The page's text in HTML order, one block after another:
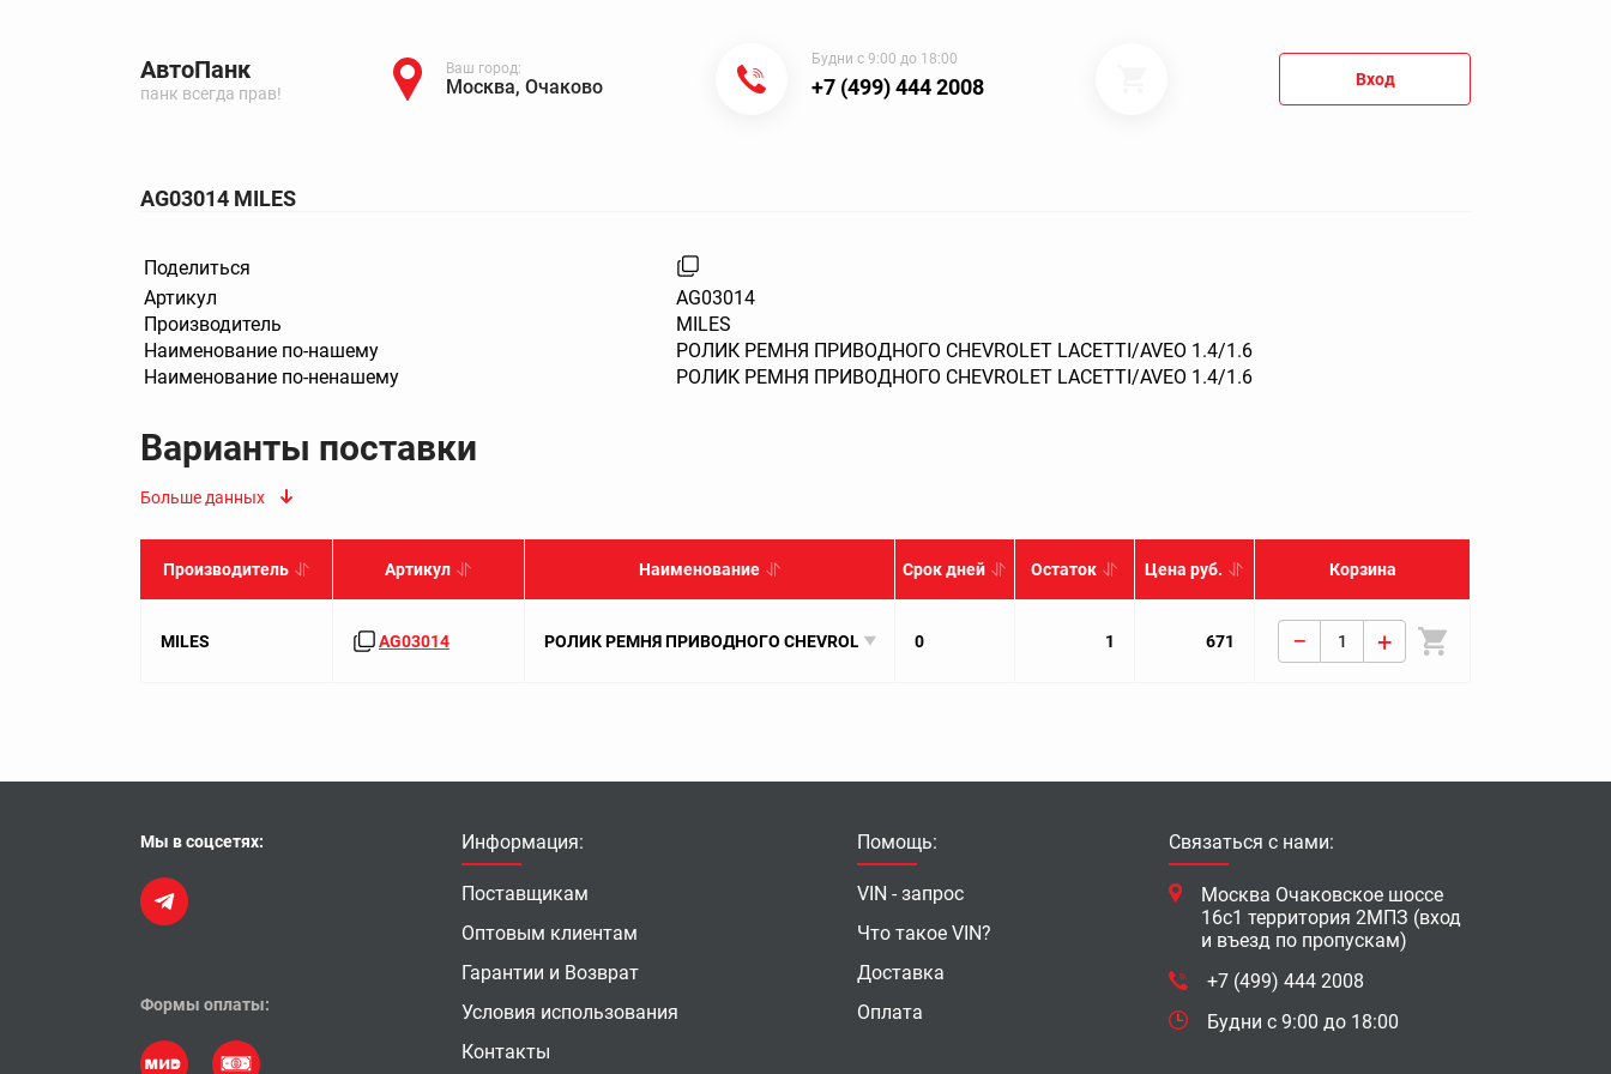
АвтоПанк
панк всегда прав!
Ваш город:
Москва, Очаково
Будни с 9:00 до 18:00
+7 (499) 444 2008 Вход
AG03014 MILES
Поделиться
Артикул
AG03014
Производитель
MILES
Наименование по-нашему
РОЛИК РЕМНЯ ПРИВОДНОГО CHEVROLET LACETTI/AVEO 1.4/1.6
Наименование по-ненашему
РОЛИК РЕМНЯ ПРИВОДНОГО CHEVROLET LACETTI/AVEO 1.4/1.6
Варианты поставки
Больше данных
Производитель Артикул Наименование Срок дней Остаток Цена руб. Корзина
MILES AG03014 РОЛИК РЕМНЯ ПРИВОДНОГО CHEVROLET LACETTI/AVEO 1.4/1.6
0 1 671 − +
Мы в соцсетях:
Формы оплаты:
Информация:
Поставщикам
Оптовым клиентам
Гарантии и Возврат
Условия использования
Контакты
Помощь:
VIN - запрос
Что такое VIN?
Доставка
Оплата
Связаться с нами:
Москва Очаковское шоссе
16с1 территория 2МПЗ (вход
и въезд по пропускам)
+7 (499) 444 2008
Будни с 9:00 до 18:00